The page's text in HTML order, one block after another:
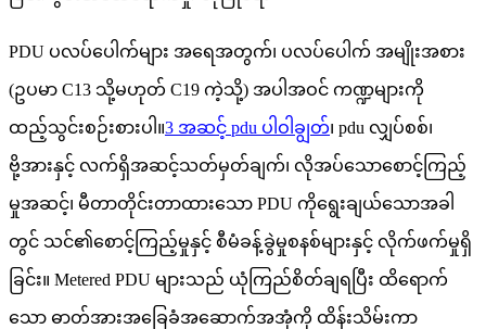
PDU ပလပ်ပေါက်များ အရေအတွက်၊ ပလပ်ပေါက် အမျိုးအစား
(ဥပမာ C13 သို့မဟုတ် C19 ကဲ့သို့) အပါအဝင် ကဏ္ဍများကို
ထည့်သွင်းစဉ်းစားပါ။3 အဆင့် pdu ပါဝါချွတ်၊ pdu လျှပ်စစ်၊
ဗို့အားနှင့် လက်ရှိအဆင့်သတ်မှတ်ချက်၊ လိုအပ်သောစောင့်ကြည့်
မှုအဆင့်၊ မီတာတိုင်းတာထားသော PDU ကိုရွေးချယ်သောအခါ
တွင် သင်၏စောင့်ကြည့်မှုနှင့် စီမံခန့်ခွဲမှုစနစ်များနှင့် လိုက်ဖက်မှုရှိ
ခြင်း။ Metered PDU များသည် ယုံကြည်စိတ်ချရပြီး ထိရောက်
သော ဓာတ်အားအခြေခံအဆောက်အအုံကို ထိန်းသိမ်းကာ